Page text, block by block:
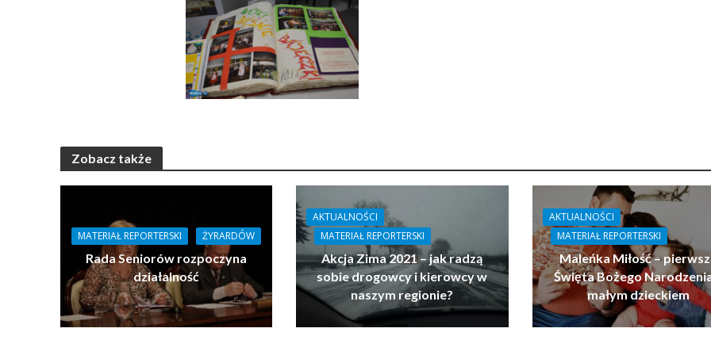
Zobacz także
MATERIAŁ REPORTERSKI ŻYRARDÓW
Rada Seniorów rozpoczyna
działalność
AKTUALNOŚCI
MATERIAŁ REPORTERSKI
Akcja Zima 2021 – jak radzą
sobie drogowcy i kierowcy w
naszym regionie?
AKTUALNOŚCI
MATERIAŁ REPORTERSKI
Maleńka Miłość –
Święta Bożego
małym dzieckiem